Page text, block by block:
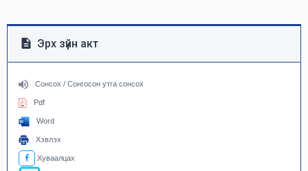
Эрх зүйн акт
Сонсох / Сонгосон утга сонсох
Pdf
Word
Хэвлэх
Хуваалцах